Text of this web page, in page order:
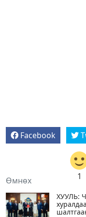
Facebook
1
Өмнөх
ХУУЛЬ: